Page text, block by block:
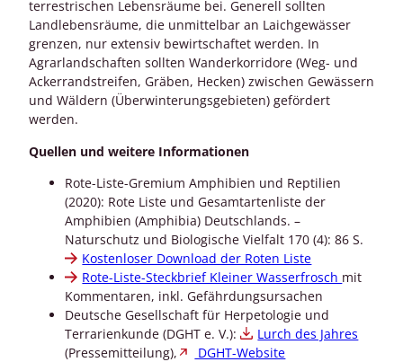
terrestrischen Lebensräume bei. Generell sollten
Landlebensräume, die unmittelbar an Laichgewässer
grenzen, nur extensiv bewirtschaftet werden. In
Agrarlandschaften sollten Wanderkorridore (Weg- und
Ackerrandstreifen, Gräben, Hecken) zwischen Gewässern
und Wäldern (Überwinterungsgebieten) gefördert
werden.
Quellen und weitere Informationen
Rote-Liste-Gremium Amphibien und Reptilien
(2020): Rote Liste und Gesamtartenliste der
Amphibien (Amphibia) Deutschlands. –
Naturschutz und Biologische Vielfalt 170 (4): 86 S.
Kostenloser Download der Roten Liste
Rote-Liste-Steckbrief Kleiner Wasserfrosch mit
Kommentaren, inkl. Gefährdungsursachen
Deutsche Gesellschaft für Herpetologie und
Terrarienkunde (DGHT e. V.):
Lurch des Jahres
(Pressemitteilung),
DGHT-Website